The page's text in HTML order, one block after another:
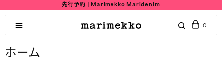
Summer Sale｜Buy 2 get 20%
0
ホーム